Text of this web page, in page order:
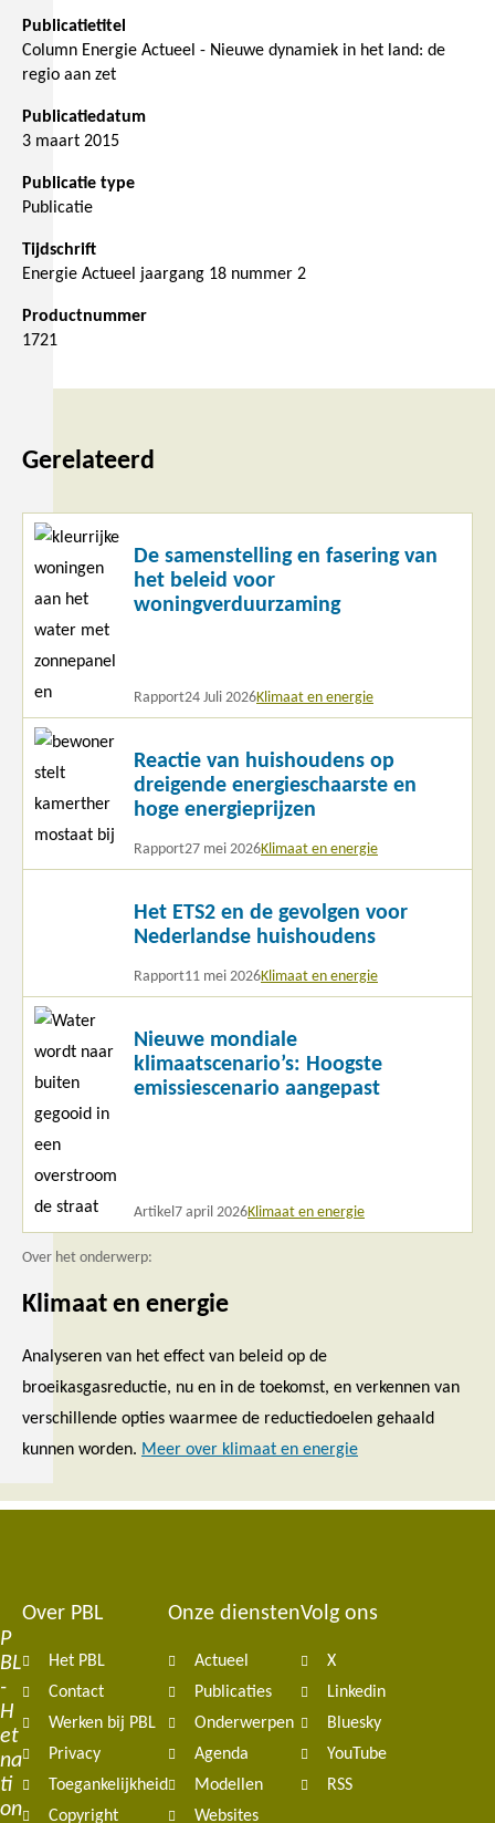
Publicatietitel
Column Energie Actueel - Nieuwe dynamiek in het land: de
regio aan zet
Publicatiedatum
3 maart 2015
Publicatie type
Publicatie
Tijdschrift
Energie Actueel jaargang 18 nummer 2
Productnummer
1721
Gerelateerd
De samenstelling en fasering van
het beleid voor
woningverduurzaming
Rapport24 Juli 2026Klimaat en energie
Lees
Reactie van huishoudens op
dreigende energieschaarste en
hoge energieprijzen
Rapport27 mei 2026Klimaat en energie
Lees
meer
Het ETS2 en de gevolgen voor
Nederlandse huishoudens
Rapport11 mei 2026Klimaat en energie
Nieuwe mondiale
klimaatscenario’s: Hoogste
emissiescenario aangepast
Artikel7 april 2026Klimaat en energie
Lees
Over het onderwerp:
Klimaat en energie
Analyseren van het effect van beleid op de
broeikasgasreductie, nu en in de toekomst, en verkennen van
verschillende opties waarmee de reductiedoelen gehaald
kunnen worden. Meer over klimaat en energie
P
BL
-
H
et
na
ti
on
Footer
navigation
Over PBL
Het PBL
Contact
Werken bij PBL
Privacy
Toegankelijkheid
Copyright
Onze diensten
Actueel
Publicaties
Onderwerpen
Agenda
Modellen
Websites
Volg ons
X
Linkedin
Bluesky
YouTube
RSS